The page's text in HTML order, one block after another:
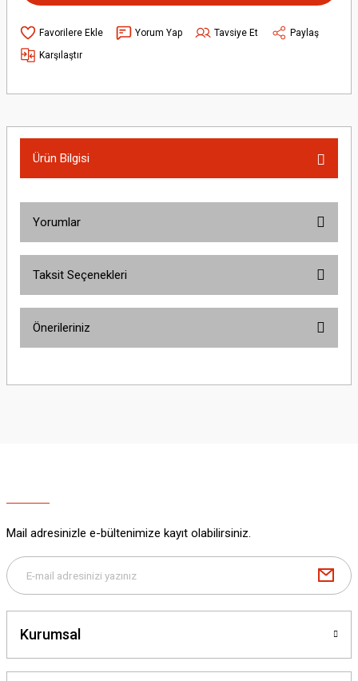
Yorum Yap Tavsiye Et
Paylaş
Karşılaştır
Ürün Bilgisi
Yorumlar
Taksit Seçenekleri
Önerileriniz
yetersiz gördüğünüz noktaları öneri formunu kullanarak tarafımıza
Bu ürüne benzer farklı alternatifler olmalı.
Mail adresinizle e-bültenimize kayıt olabilirsiniz.
Kurumsal